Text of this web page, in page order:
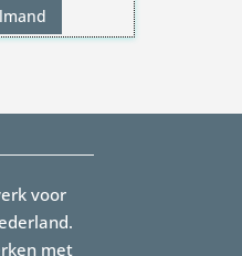
voor
met